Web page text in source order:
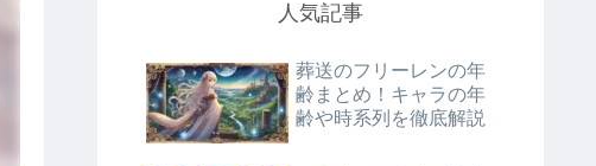
人気記事
葬送のフリーレンの年
齢まとめ！キャラの年
齢や時系列を徹底解説